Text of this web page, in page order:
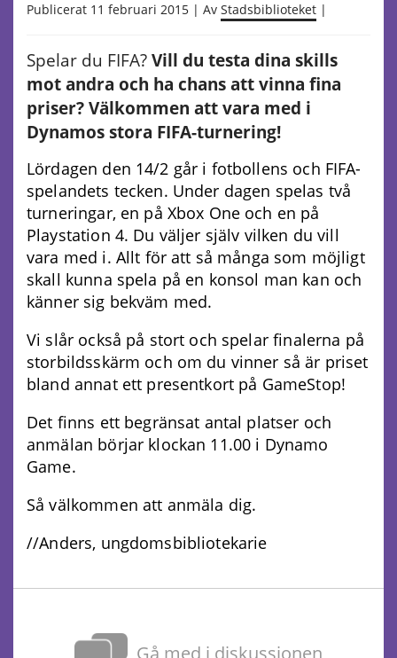
Publicerat 11 februari 2015 | Av Stadsbiblioteket |
Spelar du FIFA?Vill du testa dina skills
mot andra och ha chans att vinna fina
priser? Välkommen att vara med i
Dynamos stora FIFA-turnering!
Lördagen den 14/2 går i fotbollens och FIFA-
spelandets tecken. Under dagen spelas två
turneringar, en på Xbox One och en på
Playstation 4. Du väljer själv vilken du vill
vara med i. Allt för att så många som möjligt
skall kunna spela på en konsol man kan och
känner sig bekväm med.
Vi slår också på stort och spelar finalerna på
storbildsskärm och om du vinner så är priset
bland annat ett presentkort på GameStop!
Det finns ett begränsat antal platser och
anmälan börjar klockan 11.00 i Dynamo
Game.
Så välkommen att anmäla dig.
//Anders, ungdomsbibliotekarie
Gå med i diskussionen